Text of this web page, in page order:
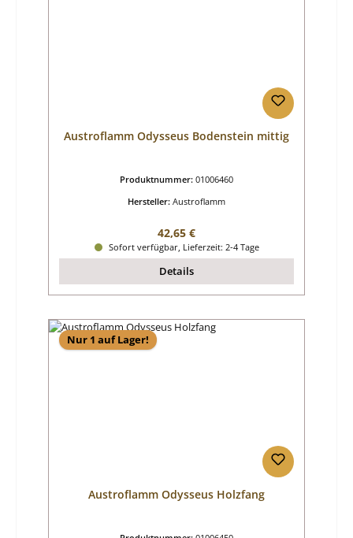
Austroflamm Odysseus Bodenstein mittig
Produktnummer: 01006460
Hersteller: Austroflamm
Regulärer Preis:
42,65 €
Sofort verfügbar, Lieferzeit: 2-4 Tage
Details
Nur 1 auf Lager!
Austroflamm Odysseus Holzfang